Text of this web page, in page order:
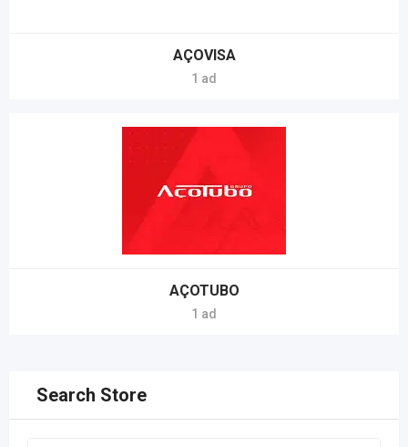
AÇOVISA
1 ad
AÇOTUBO
1 ad
Search Store